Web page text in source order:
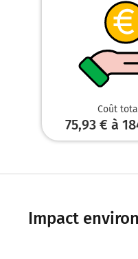
Coût
75,93 € à
Impact